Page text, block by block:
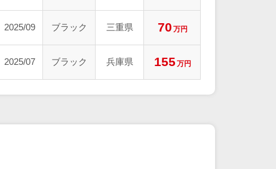
2025/09 ブラック 三重県 70 万円
2025/07 ブラック 兵庫県 155 万円